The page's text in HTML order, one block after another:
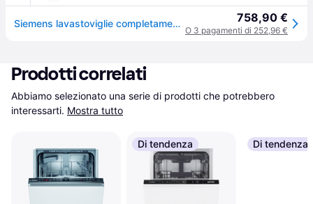
Siemens lavastoviglie completamente integrata 45cm SR61IX05KE IQ100 758,90 €
O 3 pagamenti di 252,96 €
Prodotti correlati
Abbiamo selezionato una serie di prodotti che potrebbero
interessarti. Mostra tutto
Di tendenza Di tendenza